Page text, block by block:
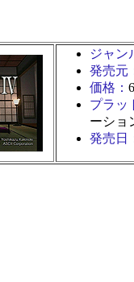
ジャン
発売元
価格：
プラッ
ーショ
発売日